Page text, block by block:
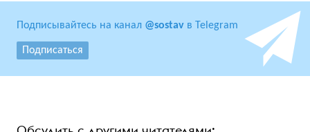
Подписывайтесь на канал @sostav в Telegram
Подписаться